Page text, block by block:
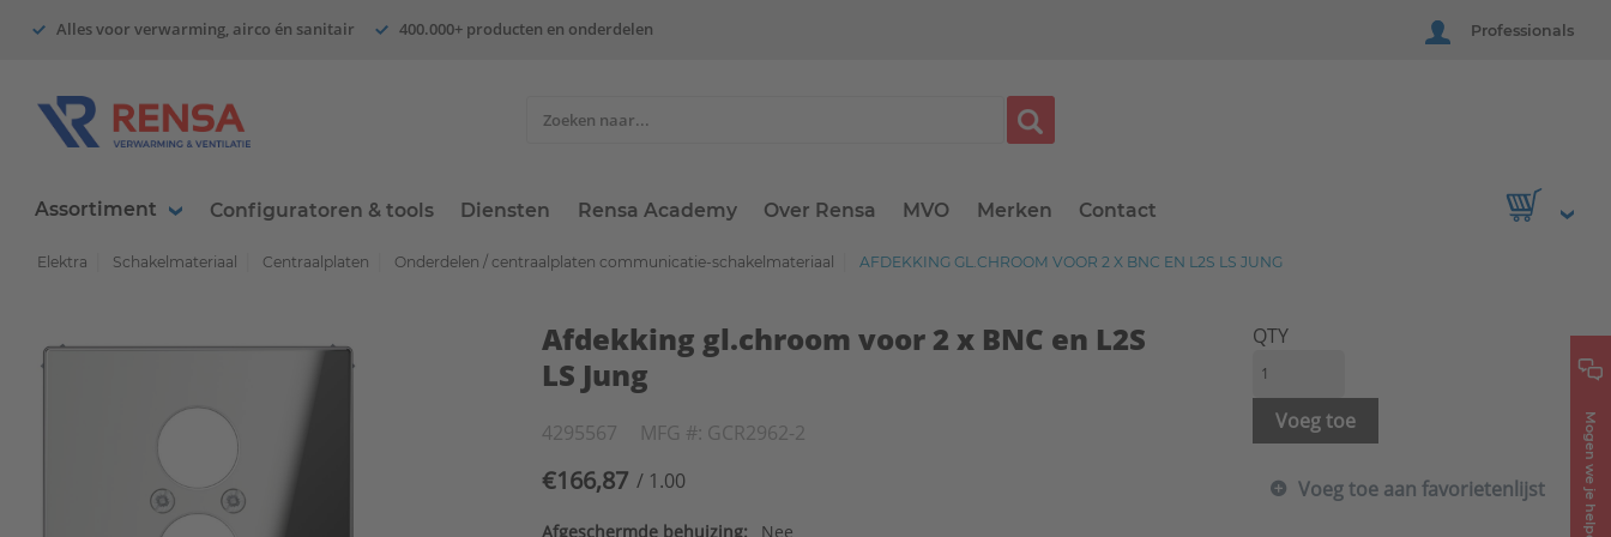
Alles voor verwarming, airco én sanitair 400.000+ producten en onderdelen Professionals
Assortiment Configuratoren & tools Diensten Rensa Academy Over Rensa MVO Merken Contact
Mogen we je helpen?
Elektra Schakelmateriaal Centraalplaten Onderdelen / centraalplaten communicatie-schakelmateriaal AFDEKKING GL.CHROOM VOOR 2 X BNC EN L2S LS JUNG
Afdekking gl.chroom voor 2 x BNC en L2S
LS Jung
4295567 MFG #: GCR2962-2
€166,87 / 1.00
Afgeschermde behuizing:
Nee
QTY
Voeg toe
Voeg toe aan favorietenlijst